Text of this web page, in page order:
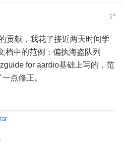
5#
贡献，我花了接近两天时间学
档中的范例：偏执海盗队列
for aardio基础上写的，范
点修正。